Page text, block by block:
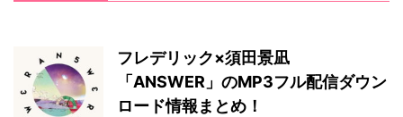
フレデリック×須田景凪
「ANSWER」のMP3フル配信ダウン
ロード情報まとめ！